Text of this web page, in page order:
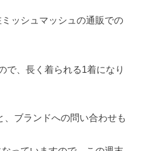
ッシュマッシュの通販での
で、長く着られる1着になり
ブランドへの問い合わせも